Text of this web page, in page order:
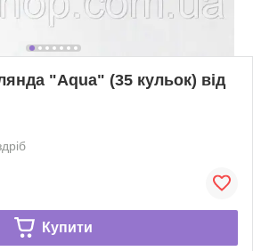
"Aqua" (35 кульок) від
Купити